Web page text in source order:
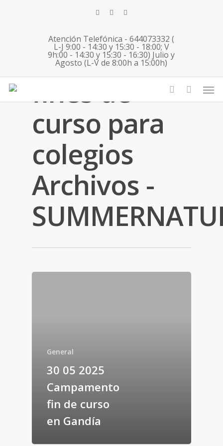
twitterfacebookinstagram
Atención Telefónica - 644073332 (
L-J 9:00 - 14:30 y 15:30 - 18:00; V
9h:00 - 14:30 y 15:30 - 16:30) Julio y
Agosto (L-V de 8:00h a 15:00h)
account
fines de
curso para
colegios
Archivos -
General
30 05 2025
Campamento
fin de curso
en Gandía